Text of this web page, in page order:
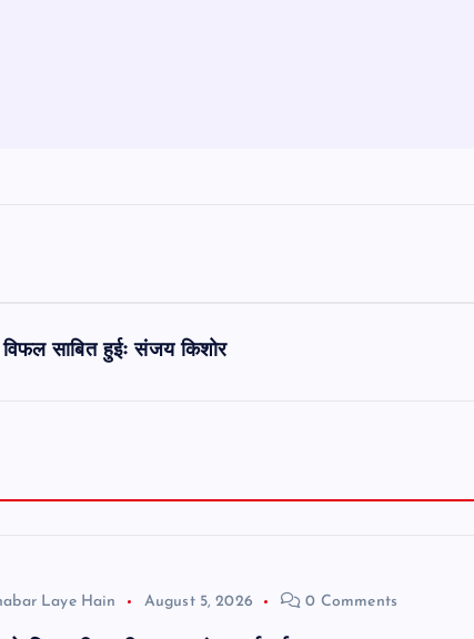
विफल साबित हुईः संजय किशोर
Laye Hain August 5, 2026 0 Comments